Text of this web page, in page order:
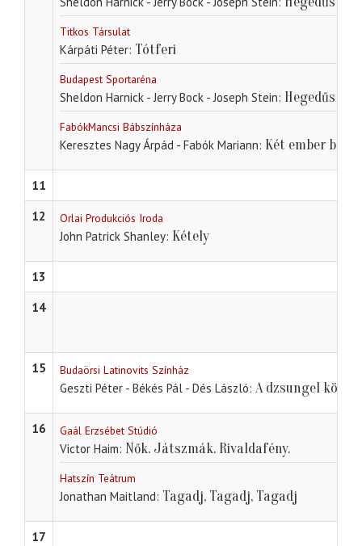
Titkos Társulat
Kárpáti Péter Tótferi
Budapest Sportaréna
Sheldon Harnick - Jerry Bock - Joseph Stein Hegedűs a
FabókMancsi Bábszínháza
Keresztes Nagy Árpád - Fabók Mariann Két ember
11
12
Orlai Produkciós Iroda
John Patrick Shanley Kétely
13
14
15 Budaörsi Latinovits Színház
Geszti Péter - Békés Pál - Dés László A dzsungel
16 Gaál Erzsébet Stúdió
Victor Haim Nők. Játszmák. Rivaldafény.
Hatszín Teátrum
Jonathan Maitland Tagadj, Tagadj, Tagadj
17